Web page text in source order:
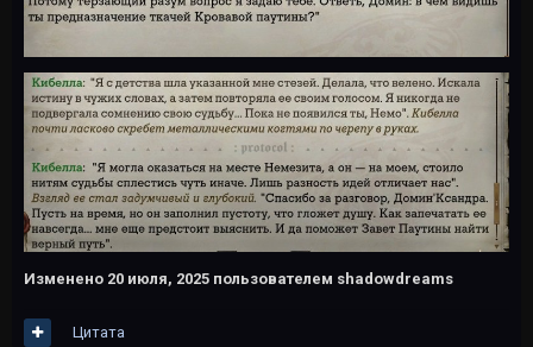
Изменено 20 июля, 2025 пользователем shadowdreams
Цитата